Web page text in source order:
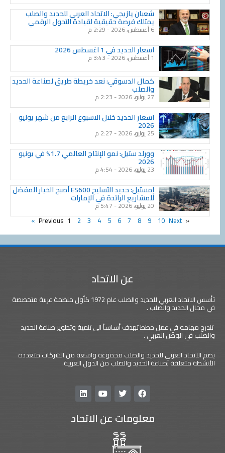
شعبان يازيجي: الاتحاد العربي للحديد والصلب
يمتلك فرصة حقيقية لقيادة التحول الرقمي
6 أغسطس، 2026 2:29 م
اسعار الحديد في 1 اغسطس 2026
1 أغسطس، 2026
كمال الدسوقي: نعد خريطة طريق لصناعة الحديد
والصلب
27 يوليو، 2026
اسعار الحديد خلال الاسبوع الرابع من شهر يوليو
2026
25 يوليو، 2026
وورلد ستيل: نمو الإنتاج العالمي 1.7% في يونيو
2026
23 يوليو، 2026
إمستيل: حديد التسليح ES600 أصبح الخيار المفضل
للمشاريع الرائدة في الإمارات
20 يوليو، 2026
« Previous
1 2 3 4 5 6 7 8 9 10 Next »
عن الاتحاد
تأسس الاتحاد العربي للحديد والصلب عام 1972 كأول منظمة عربية متخصصة
في مجال الحديد والصلب .
تندرج مهامه في عمل خطط تهدف أساساً الى تنمية وتطوير صناعة الحديد
والصلب في الوطن العربي .
يضم الاتحاد العربي للحديد والصلب مجموعة واسعة من الشركات متعددة
الأنشطة متعلقة بصناعة الحديد والصلب من الدول العربية.
F
a
e
b
k
T
t
t
e
r
Y
o
t
u
L
i
k
e
معلومات عن الاتحاد